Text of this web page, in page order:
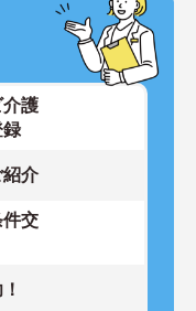
介護
録
介
交